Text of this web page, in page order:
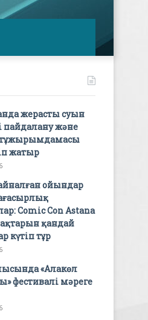
жерасты суын
пайдалану және
тұжырымдамасы
жатыр
ойындар
Comic Con Astana
қандай
күтіп тұр
«Алакөл
фестивалі мәреге